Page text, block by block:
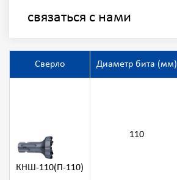
связаться с нами
Сверло Диаметр бита (мм)
КНШ-110(П-110)
110